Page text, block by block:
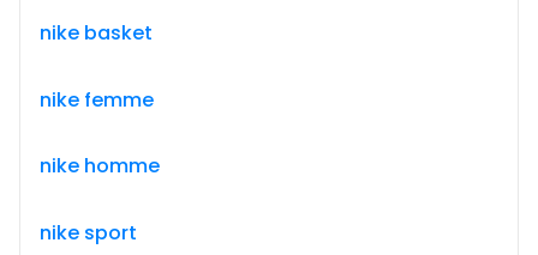
nike basket
nike femme
nike homme
nike sport